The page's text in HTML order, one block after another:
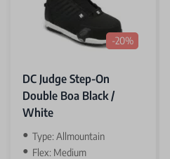
-20%
DC Judge Step-On
Double Boa Black /
White
Type: Allmountain
Flex: Medium